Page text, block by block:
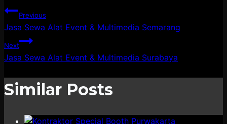
Post
navigation
Previous
Jasa Sewa Alat Event & Multimedia Semarang
Next
Jasa Sewa Alat Event & Multimedia Surabaya
Similar Posts